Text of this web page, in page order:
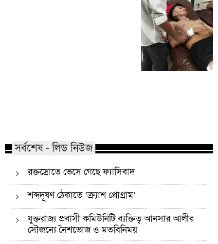
সর্বশেষ - লিড নিউজ
রক্তস্রোতে ভেসে গেছে ফ্যাসিবাদ
শব্দদূষণ ঠেকাতে ‘ক্র্যাশ প্রোগ্রাম’
যুক্তরাজ্য প্রবাসী কমিউনিটি ব্যক্তিত্ব আনসার আলীর
সৌজন্যে নৈশভোজ ও মতবিনিময়